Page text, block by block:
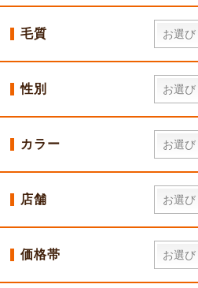
毛質
性別
カラー
店舗
価格帯